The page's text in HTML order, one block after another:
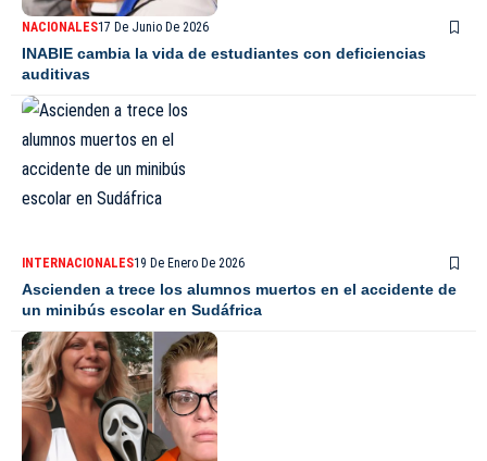
NACIONALES17 De Junio De 2026
INABIE cambia la vida de estudiantes con deficiencias
auditivas
INTERNACIONALES19 De Enero De 2026
Ascienden a trece los alumnos muertos en el accidente de
un minibús escolar en Sudáfrica